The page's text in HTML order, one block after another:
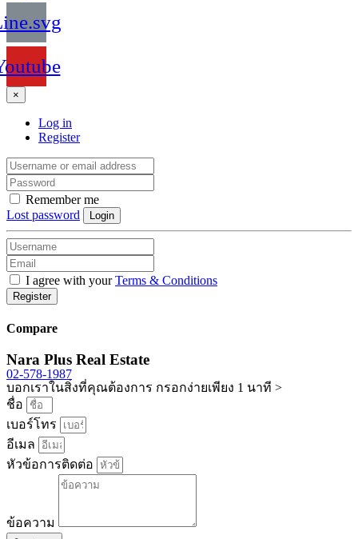
×
Log in
Register
Remember me
Lost password
Login
I agree with yourTerms & Conditions
Register
Compare
Nara Plus Real Estate
02-578-1987
บอกเราในสิ่งที่คุณต้องการ กรอกง่ายเพียง 1 นาที >
ชื่อ
เบอร์โทร
อีเมล
หัวข้อการติดต่อ
ข้อความ